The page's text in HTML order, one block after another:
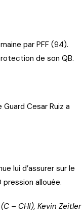
par PFF (94).
de son QB.
Cesar Ruiz a
lui d’assurer sur le
allouée.
– CHI), Kevin Zeitler